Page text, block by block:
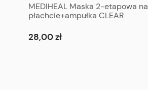
MEDIHEAL Maska 2-etapowa na
płachcie+ampułka CLEAR
28,00 zł